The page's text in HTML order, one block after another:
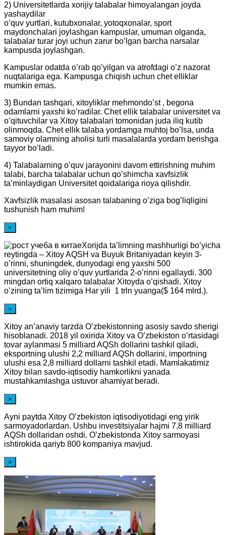
2) Universitetlarda xorijiy talabalar himoyalangan joyda
yashaydilar
o’quv yurtlari, kutubxonalar, yotoqxonalar, sport
maydonchalari joylashgan kampuslar, umuman olganda,
talabalar turar joyi uchun zarur bo’lgan barcha narsalar
kampusda joylashgan.
Kampuslar odatda o’rab qo’yilgan va atrofdagi o’z nazorat
nuqtalariga ega. Kampusga chiqish uchun chet elliklar
mumkin emas.
3) Bundan tashqari, xitoyliklar mehmondo’st , begona
odamlarni yaxshi ko’radilar. Chet ellik talabalar universitet va
o’qituvchilar va Xitoy talabalari tomonidan juda iliq kutib
olinmoqda. Chet ellik talaba yordamga muhtoj bo’lsa, unda
samoviy olamning aholisi turli masalalarda yordam berishga
tayyor bo’ladi.
4) Talabalarning o’quv jarayonini davom ettirishning muhim
talabi, barcha talabalar uchun qo’shimcha xavfsizlik
ta’minlaydigan Universitet qoidalariga rioya qilishdir.
Xavfsizlik masalasi asosan talabaning o’ziga bog’liqligini
tushunish ham muhim!
×
Xorijda ta’limning mashhurligi bo’yicha
reytingda – Xitoy AQSH va Buyuk Britaniyadan keyin 3-
o’rinni, shuningdek, dunyodagi eng yaxshi 500
universitetning oliy o’quv yurtlarida 2-o’rinni egallaydi. 300
mingdan ortiq xalqaro talabalar Xitoyda o’qishadi. Xitoy
o’zining ta’lim tizimiga Har yili 1 trln yuanga($ 164 mlrd.).
×
Xitoy an’anaviy tarzda O’zbekistonning asosiy savdo sherigi
hisoblanadi. 2018 yil oxirida Xitoy va O’zbekiston o’rtasidagi
tovar aylanmasi 5 milliard AQSh dollarini tashkil qiladi,
eksportning ulushi 2,2 milliard AQSh dollarini, importning
ulushi esa 2,8 milliard dollarni tashkil etadi. Mamlakatimiz
Xitoy bilan savdo-iqtisodiy hamkorlikni yanada
mustahkamlashga ustuvor ahamiyat beradi.
×
Ayni paytda Xitoy O’zbekiston iqtisodiyotidagi eng yirik
sarmoyadorlardan. Ushbu investitsiyalar hajmi 7,8 milliard
AQSh dollaridan oshdi. O’zbekistonda Xitoy sarmoyasi
ishtirokida qariyb 800 kompaniya mavjud.
×